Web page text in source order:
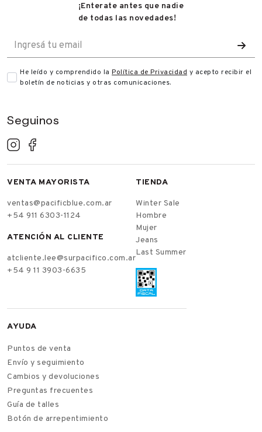
¡Enterate antes que nadie
de todas las novedades!
He leído y comprendido la Política de Privacidad y acepto recibir el
boletín de noticias y otras comunicaciones.
Seguinos
VENTA MAYORISTA
ventas@pacificblue.com.ar
+54 911 6303-1124
ATENCIÓN AL CLIENTE
atcliente.lee@surpacifico.com.ar
+54 9 11 3903-6635
TIENDA
Winter Sale
Hombre
Mujer
Jeans
Last Summer
AYUDA
Puntos de venta
Envío y seguimiento
Cambios y devoluciones
Preguntas frecuentes
Guía de talles
Botón de arrepentimiento